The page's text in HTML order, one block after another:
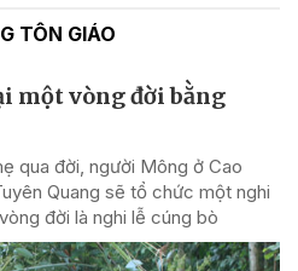
TÔN GIÁO
một vòng đời bằng
qua đời, người Mông ở Cao
Quang sẽ tổ chức một nghi
đời là nghi lễ cúng bò